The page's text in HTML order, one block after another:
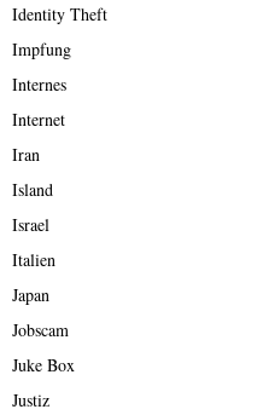
Identity Theft
Impfung
Internes
Internet
Iran
Island
Israel
Italien
Japan
Jobscam
Juke Box
Justiz